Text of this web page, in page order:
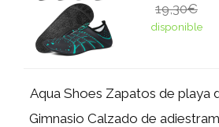
19,30€
disponible
Aqua Shoes Zapatos de playa
Gimnasio Calzado de